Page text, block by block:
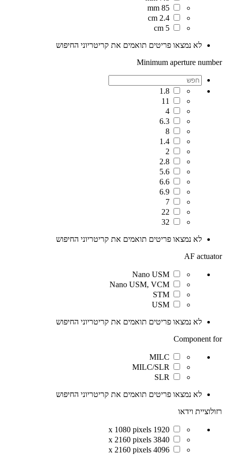
85 mm
2.4 cm
5 cm
לא נמצאו פריטים תואמים את קריטריוני החיפוש
Minimum aperture number
1.8
11
4
6.3
8
1.4
2
2.8
5.6
6.6
6.9
7
22
32
לא נמצאו פריטים תואמים את קריטריוני החיפוש
AF actuator
Nano USM
Nano USM, VCM
STM
USM
לא נמצאו פריטים תואמים את קריטריוני החיפוש
Component for
MILC
MILC/SLR
SLR
לא נמצאו פריטים תואמים את קריטריוני החיפוש
רזולוציית וידאו
1920 x 1080 pixels
3840 x 2160 pixels
4096 x 2160 pixels